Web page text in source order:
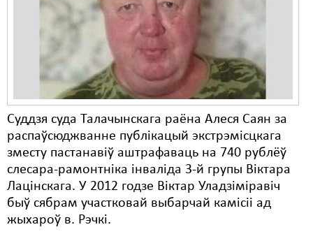
Суддзя суда Талачынскага раёна Алеся Саян за
распаўсюджванне публікацый экстрэмісцкага
зместу пастанавіў аштрафаваць на 740 рублёў
слесара-рамонтніка інваліда 3-й групы Віктара
Лацінскага. У 2012 годзе Віктар Уладзіміравіч
быў сябрам участковай выбарчай камісіі ад
жыхароў в. Рэчкі.